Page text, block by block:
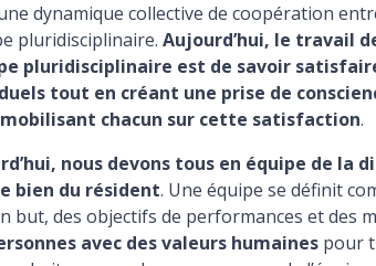
dynamique collective de coopération
pluridisciplinaire. Aujourd’hui, le travail
pluridisciplinaire est de savoir
tout en créant une prise de
chacun sur cette satisfaction.
nous devons tous en équipe de
bien du résident. Une équipe se définit
but, des objectifs de performances et des
avec des valeurs humaines pour